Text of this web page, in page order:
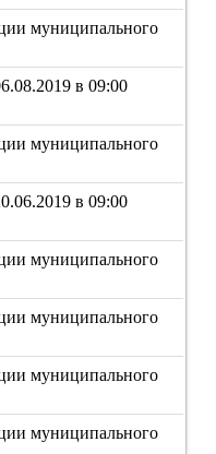
муниципального
в 09:00
муниципального
в 09:00
муниципального
муниципального
муниципального
муниципального